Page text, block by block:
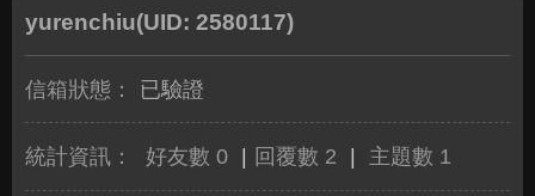
yurenchiu(UID: 2580117)
信箱狀態： 已驗證
統計資訊： 好友數 0 回覆數 2 主題數 1